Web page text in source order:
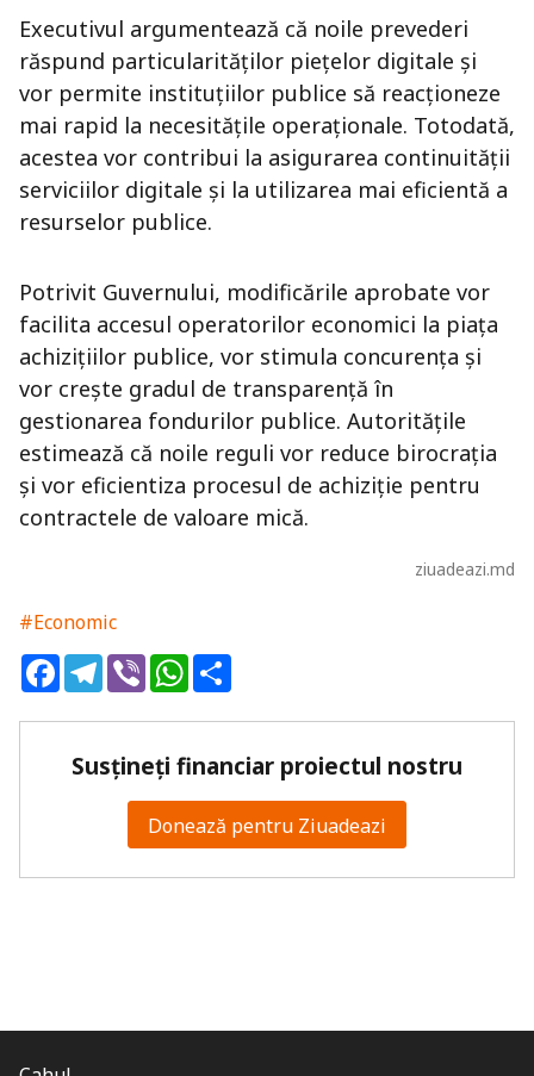
Executivul argumentează că noile prevederi
răspund particularităților piețelor digitale și
vor permite instituțiilor publice să reacționeze
mai rapid la necesitățile operaționale. Totodată,
acestea vor contribui la asigurarea continuității
serviciilor digitale și la utilizarea mai eficientă a
resurselor publice.
Potrivit Guvernului, modificările aprobate vor
facilita accesul operatorilor economici la piața
achizițiilor publice, vor stimula concurența și
vor crește gradul de transparență în
gestionarea fondurilor publice. Autoritățile
estimează că noile reguli vor reduce birocrația
și vor eficientiza procesul de achiziție pentru
contractele de valoare mică.
ziuadeazi.md
#Economic
FacebookTelegram
ViberWhatsApp
Susțineți financiar proiectul nostru
Donează pentru Ziuadeazi